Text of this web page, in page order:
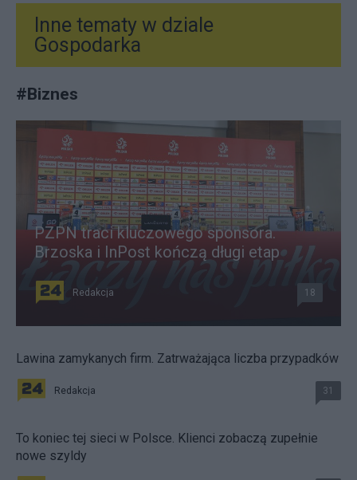
Inne tematy w dziale
Gospodarka
#Biznes
PZPN traci kluczowego sponsora.
Brzoska i InPost kończą długi etap
Redakcja 18
Lawina zamykanych firm. Zatrważająca liczba przypadków
Redakcja 31
To koniec tej sieci w Polsce. Klienci zobaczą zupełnie
nowe szyldy